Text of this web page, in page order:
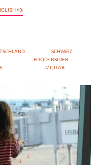
»
SCHWEIZ
FOOD-INSIDER
MILITÄR